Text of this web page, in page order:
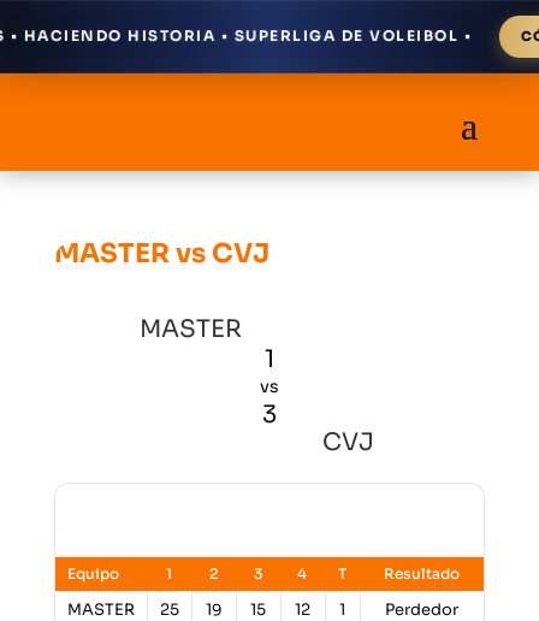
HISTORIA • SUPERLIGA DE VOLEIBOL •
MASTER vs CVJ
MASTER
1
vs
3
CVJ
Equipo 1 2 3 4 T Resultado
MASTER 25 19 15 12 1 Perdedor